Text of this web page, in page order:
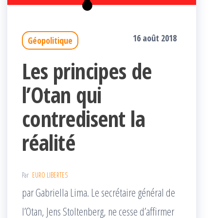
Géopolitique 16 août 2018
Les principes de
l’Otan qui
contredisent la
réalité
Par EURO LIBERTES
par Gabriella Lima. Le secrétaire général de
l’Otan, Jens Stoltenberg, ne cesse d’affirmer